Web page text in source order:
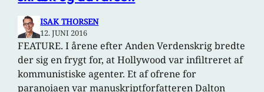
ISAK THORSEN
12. JUNI 2016
FEATURE. I årene efter Anden Verdenskrig bredte
der sig en frygt for, at Hollywood var infiltreret af
kommunistiske agenter. Et af ofrene for
paranoiaen var manuskriptforfatteren Dalton